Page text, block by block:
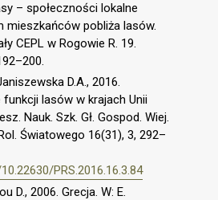
– społeczności lokalne
mieszkańców pobliża lasów.
CEPL w Rogowie R. 19.
D.A., 2016.
lasów w krajach Unii
Nauk. Szk. Gł. Gospod. Wiej.
Światowego 16(31), 3, 292–
PRS.2016.16.3.84
D., 2006. Grecja. W: E.